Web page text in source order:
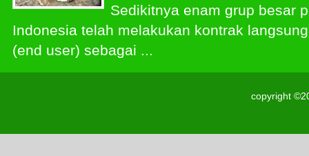
Sedikitnya enam grup besar
Indonesia telah melakukan kontrak
(end user) sebagai ...
copyright